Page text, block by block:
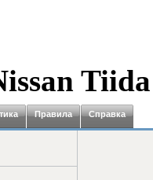
Tiida
Правила Справка